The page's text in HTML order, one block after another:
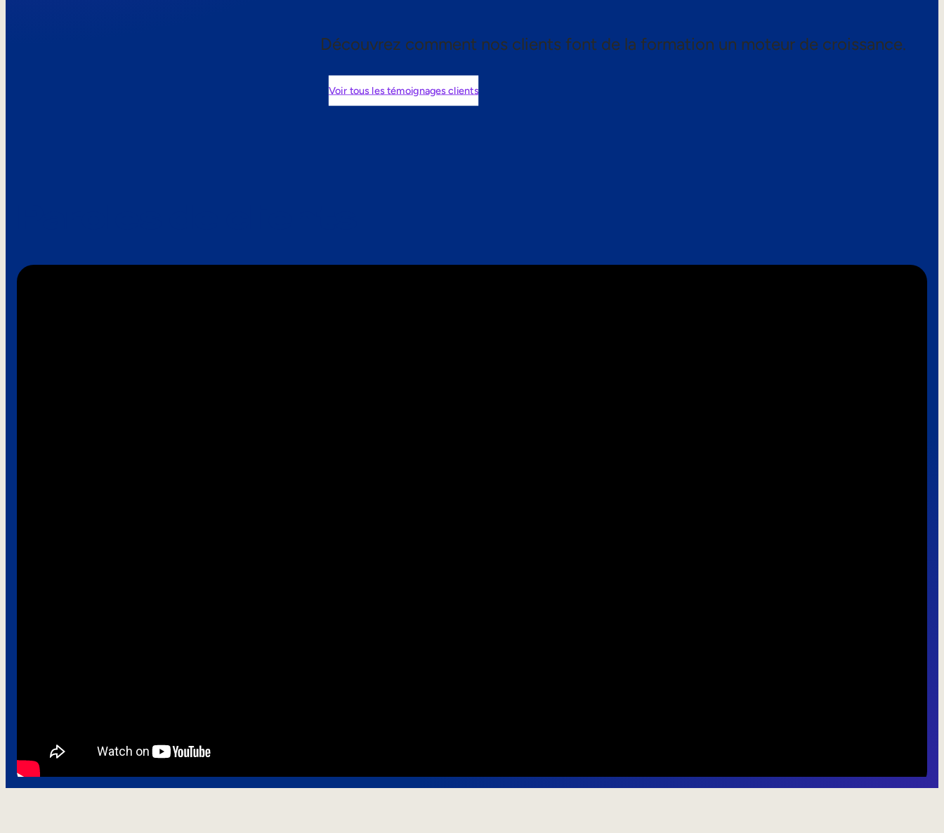
Découvrez comment nos clients font de la formation un moteur de croissance.
Voir tous les témoignages clients